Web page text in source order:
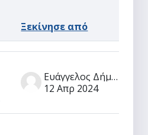
Ξεκίνησε από
Ευάγγελος Δήμος
12 Απρ 2024